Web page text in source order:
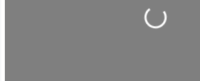
Loading...